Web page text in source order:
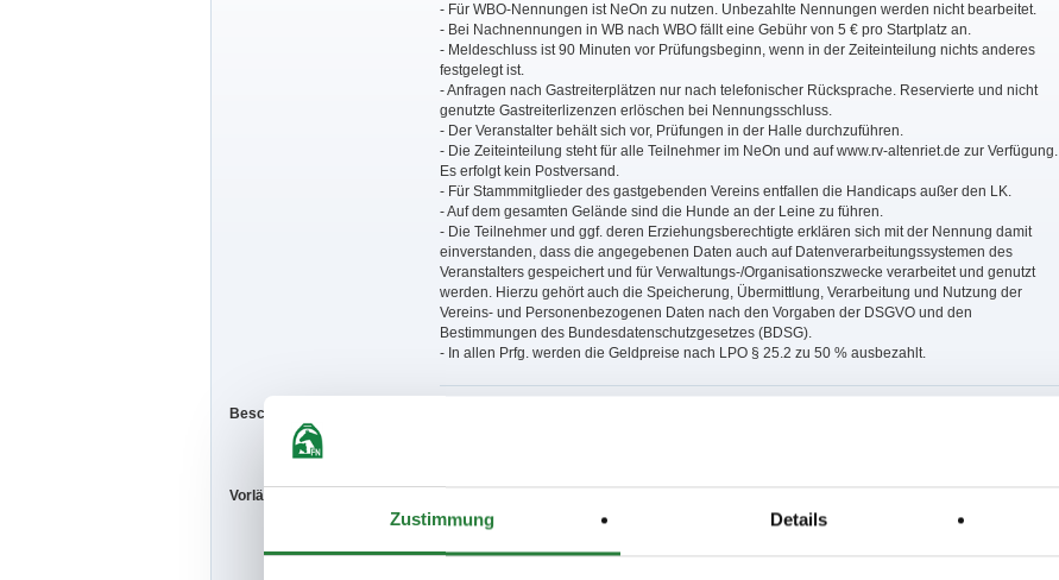
Zustimmung Details
- Für WBO-Nennungen ist NeOn zu nutzen. Unbezahlte Nennungen werden nicht bearbeitet.
- Bei Nachnennungen in WB nach WBO fällt eine Gebühr von 5 € pro Startplatz an.
- Meldeschluss ist 90 Minuten vor Prüfungsbeginn, wenn in der Zeiteinteilung nichts anderes
festgelegt ist.
- Anfragen nach Gastreiterplätzen nur nach telefonischer Rücksprache. Reservierte und nicht
genutzte Gastreiterlizenzen erlöschen bei Nennungsschluss.
- Der Veranstalter behält sich vor, Prüfungen in der Halle durchzuführen.
- Die Zeiteinteilung steht für alle Teilnehmer im NeOn und auf www.rv-altenriet.de zur Verfügung.
Es erfolgt kein Postversand.
- Für Stammmitglieder des gastgebenden Vereins entfallen die Handicaps außer den LK.
- Auf dem gesamten Gelände sind die Hunde an der Leine zu führen.
- Die Teilnehmer und ggf. deren Erziehungsberechtigte erklären sich mit der Nennung damit
einverstanden, dass die angegebenen Daten auch auf Datenverarbeitungssystemen des
Veranstalters gespeichert und für Verwaltungs-/Organisationszwecke verarbeitet und genutzt
werden. Hierzu gehört auch die Speicherung, Übermittlung, Verarbeitung und Nutzung der
Vereins- und Personenbezogenen Daten nach den Vorgaben der DSGVO und den
Bestimmungen des Bundesdatenschutzgesetzes (BDSG).
- In allen Prfg. werden die Geldpreise nach LPO § 25.2 zu 50 % ausbezahlt.
Beschaffenheit der Plätze:
Vorläufige Zeitenteilung:
So. vorm.: 7,8,12,13; nachm.: 6,9,10,11